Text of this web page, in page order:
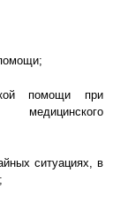
помощи при
ситуациях, в